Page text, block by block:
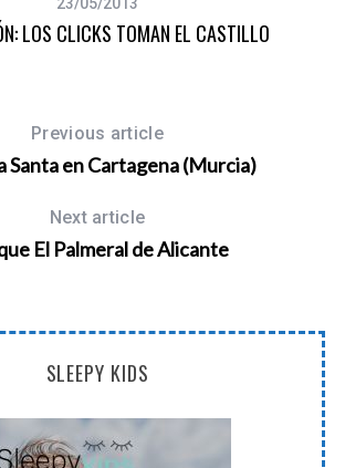
LOS CLICKS TOMAN EL CASTILLO
Previous article
Santa en Cartagena (Murcia)
Next article
El Palmeral de Alicante
SLEEPY KIDS